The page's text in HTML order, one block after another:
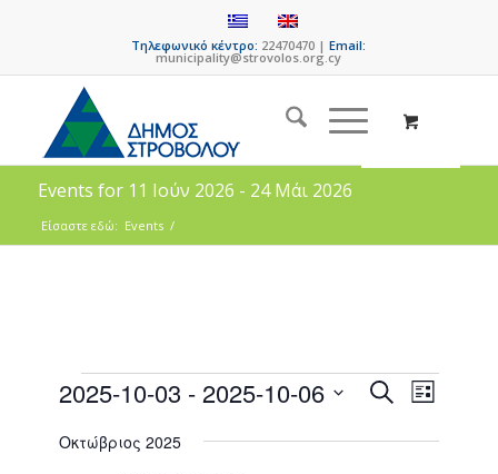
Τηλεφωνικό κέντρο: 22470470 |Email:
municipality@strovolos.org.cy
Events for 11 Ιούν 2026 - 24 Μάι 2026
Είσαστε εδώ: Events /
Events
SearchEvent
Views
List
2025-10-03 - 2025-10-06
date.
Οκτώβριος 2025